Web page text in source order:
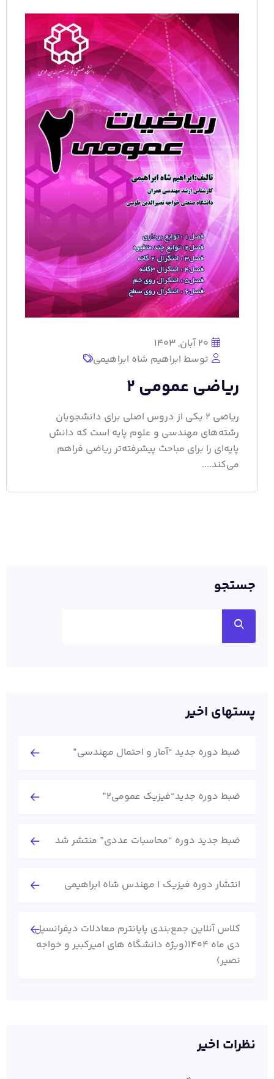
20 آبان, 1403
توسط ابراهیم شاه ابراهیمی
ریاضی عمومی 2
ریاضی 2 یکی از دروس اصلی برای دانشجویان
رشته‌های مهندسی و علوم پایه است که دانش
پایه‌ای را برای مباحث پیشرفته‌تر ریاضی فراهم
می‌کند....
جستجو
پستهای اخیر
ضبط دوره جدید “آمار و احتمال مهندسی”
ضبط دوره جدید“فیزیک عمومی2”
ضبط جدید دوره “محاسبات عددی” منتشر شد
انتشار دوره فیزیک 1 مهندس شاه ابراهیمی
کلاس آنلاین جمع‌بندی پایانترم معادلات دیفرانسیل
دی ماه 1404(ویژه دانشگاه های امیرکبیر و خواجه
نصیر)
نظرات اخیر